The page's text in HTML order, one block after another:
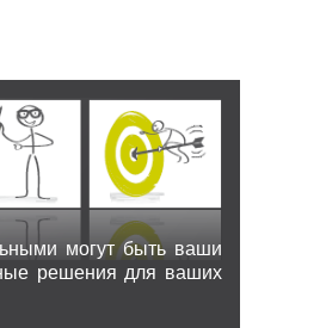
могут быть ваши
решения для ваших